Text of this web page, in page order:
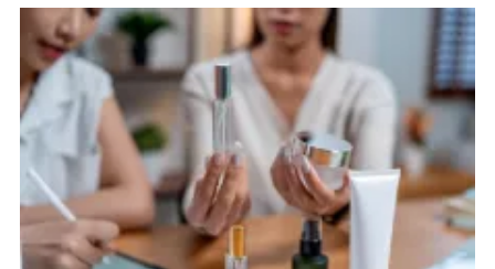
została południowokoreańska marka Dr. Melaxin, która odpowiadała za
niemal 28 proc. całego obrotu.